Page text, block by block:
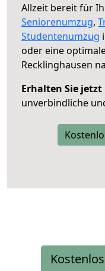
Allzeit bereit für
Seniorenumzug,
Studentenumzug
oder eine
Recklinghausen
Erhalten Sie jetzt
unverbindliche